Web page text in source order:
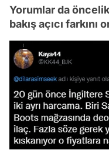
Yorumlar da
bakış açıcı farkını